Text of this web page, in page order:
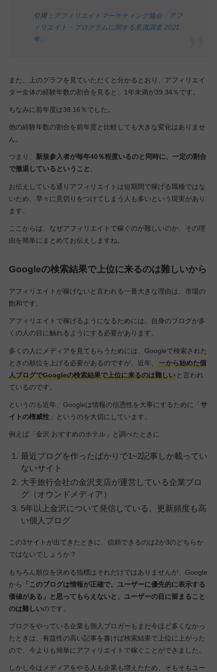
引用： アフィリエイトマーケティング協会「アフ
ィリエイト・プログラムに関する意識調査 2021
年」
また、上のグラフを見ていただくと分かるとおり、アフィリエイ
ター全体の経験年数の割合を見ると、1年未満が39.34％です。
ちなみに前年度は38.16％でした。
他の経験年数の割合を前年度と比較しても大きな変化はありませ
ん。
つまり、 新規参入者が毎年40％程度いるのと同時に、一定の割合
で撤退しているということ。
お伝えしている通りアフィリエイトは短期間で稼げる職種ではな
いため、早々に見切りをつけてしまう人も多いという現実があり
ます。
ここからは、なぜアフィリエイトで稼ぐのが難しいのか、その理
由を簡単にまとめてお伝えしますね。
Googleの検索結果で上位に来るのは難しいから
アフィリエイトが稼げないと言われる一番大きな理由は、市場の
飽和です。
アフィリエイトで稼げるようになるためには、自身のブログが多
くの人の目に触れるようにする必要があります。
多くの人にメディアを見てもらうためには、Googleで検索された
ときの順位を上げる必要があるのですが、近年、
一から始めた個
人ブログでGoogleの検索結果で上位に来るのは難しいと言われ
ているのです。
というのも近年、Googleは情報の信憑性を大事にするために「 サ
イトの権威性」というのを大切にしています。
例えば「金沢 おすすめのホテル」と調べたときに
最近ブログを作ったばかりで1~2記事しか載ってい
ないサイト
大手旅行会社の金沢支店が運営している企業ブロ
グ（オウンドメディア）
5年以上金沢について発信している、更新頻度も高
い個人ブログ
この3サイトが出てきたときに、信頼できるのは2か3のどちらか
ではないでしょうか？
もちろん順位を決める指標はそれだけではありませんが、Google
から
「このブログは情報が正確で、ユーザーに優先的に表示する
価値がある」と思ってもらえないと、ユーザーの目に留まること
のは難しいのです。
ブログをやっている企業も個人ブロガーもまだ今ほど多くなかっ
たときは、有益性の高い記事を書けば検索結果で上位に上がった
ので、今よりも簡単にアフィリエイトで稼ぐことができました。
しかし今はメディアをやる人も企業も増えたため、そもそもユー